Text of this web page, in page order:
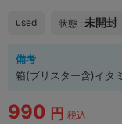
used 状態 : 未開封
備考
箱(ブリスター含)イタ
990 円 税込